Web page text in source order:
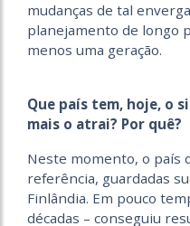
mudanças de tal
planejamento de longo
menos uma geração.
Que país tem, hoje, o
mais o atrai? Por quê?
Neste momento, o país
referência, guardadas
Finlândia. Em pouco
décadas – conseguiu